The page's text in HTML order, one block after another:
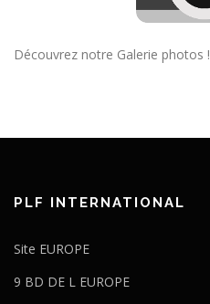
Découvrez notre Galerie photos !
PLF INTERNATIONAL
Site EUROPE
9 BD DE L EUROPE